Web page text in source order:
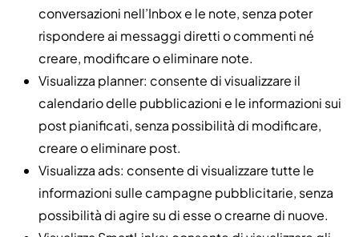
conversazioni nell’Inbox e le note, senza poter
rispondere ai messaggi diretti o commenti né
creare, modificare o eliminare note.
Visualizza planner: consente di visualizzare il
calendario delle pubblicazioni e le informazioni sui
post pianificati, senza possibilità di modificare,
creare o eliminare post.
Visualizza ads: consente di visualizzare tutte le
informazioni sulle campagne pubblicitarie, senza
possibilità di agire su di esse o crearne di nuove.